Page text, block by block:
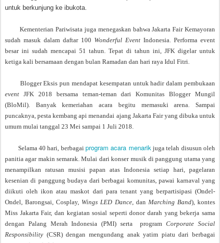
untuk berkunjung ke ibukota.
Kementerian Pariwisata juga menegaskan bahwa Jakarta Fair Kemayoran
sudah masuk dalam daftar 100 Wonderful Event Indonesia. Performa event
besar ini sudah mencapai 51 tahun. Tepat di tahun ini, JFK digelar untuk
ketiga kali bersamaan dengan bulan Ramadan dan hari raya Idul Fitri.
Blogger Eksis pun mendapat kesempatan untuk hadir dalam pembukaan
event JFK 2018 bersama teman-teman dari Komunitas Blogger Mungil
(BloMil). Banyak kemeriahan acara begitu memasuki arena. Sampai
puncaknya, pesta kembang api menandai ajang Jakarta Fair yang dibuka untuk
umum mulai tanggal 23 Mei sampai 1 Juli 2018.
Selama 40 hari, berbagaiprogram acara menarikjuga telah disusun oleh
panitia agar makin semarak. Mulai dari konser musik di panggung utama yang
menampilkan ratusan musisi papan atas Indonesia setiap hari, pagelaran
kesenian di panggung budaya dari berbagai komunitas, pawai karnaval yang
diikuti oleh ikon atau maskot dari para tenant yang berpartisipasi (Ondel-
Ondel, Barongsai, Cosplay, Wings LED Dance, dan Marching Band), kontes
Miss Jakarta Fair, dan kegiatan sosial seperti donor darah yang bekerja sama
dengan Palang Merah Indonesia (PMI) serta
programCorporate Social
Responsibility (CSR) dengan mengundang anak yatim piatu dari berbagai